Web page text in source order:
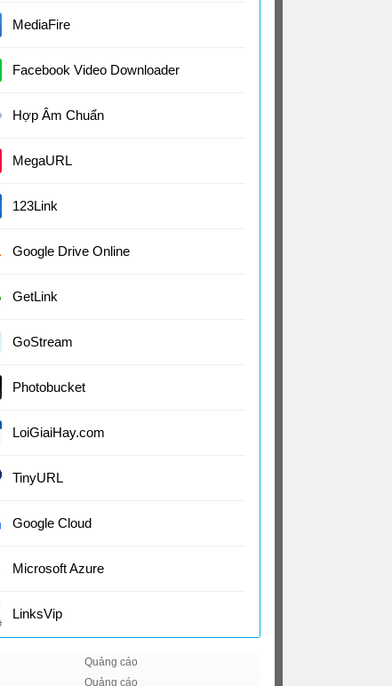
MediaFire
Facebook Video Downloader
1.6
Hợp Âm Chuẩn
MegaURL
123Link
Google Drive Online
GetLink
GoStream
Photobucket
LoiGiaiHay.com
TinyURL
Google Cloud
Microsoft Azure
LinksVip